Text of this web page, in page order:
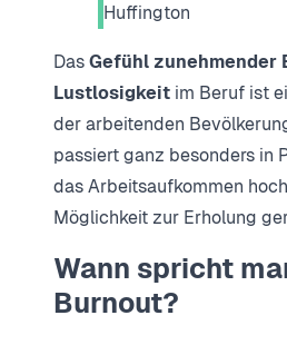
Huffington
DasGefühl zunehmender
Lustlosigkeit im Beruf ist
der arbeitenden
passiert ganz besonders in
das Arbeitsaufkommen
Möglichkeit zur Erholung
Wann spricht
Burnout?